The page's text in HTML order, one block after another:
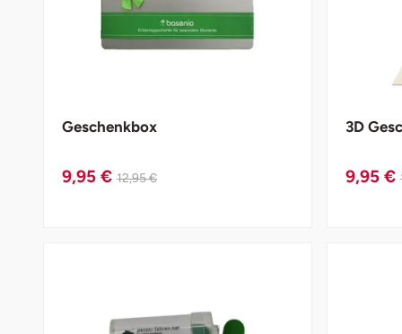
Geschenkbox
9,95 € 12,95 €
3D
9,95 €
Frankfurt am Main